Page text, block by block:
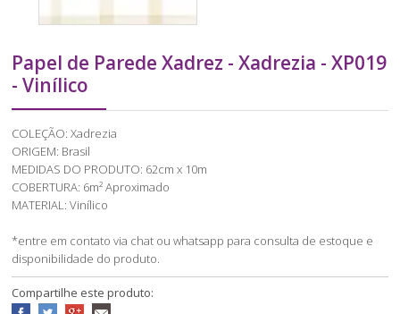
Papel de Parede Xadrez - Xadrezia - XP019
- Vinílico
COLEÇÃO: Xadrezia
ORIGEM: Brasil
MEDIDAS DO PRODUTO: 62cm x 10m
COBERTURA: 6m² Aproximado
MATERIAL: Vinílico
*entre em contato via chat ou whatsapp para consulta de estoque e
disponibilidade do produto.
Compartilhe este produto: